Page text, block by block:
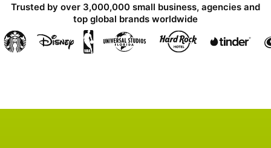
Trusted by over 3,000,000 small business, agencies and
top global brands worldwide